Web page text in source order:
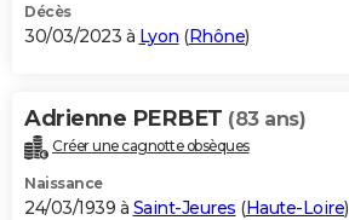
Décès
30/03/2023 à Lyon (Rhône)
Adrienne PERBET (83 ans)
Créer une cagnotte obsèques
Naissance
24/03/1939 à Saint-Jeures (Haute-Loire)